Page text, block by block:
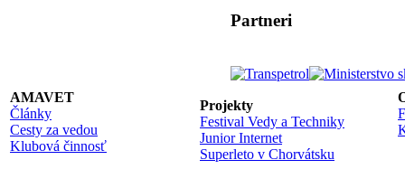
Partneri
AMAVET
Články
Cesty za vedou
Klubová činnosť
Projekty
Festival Vedy a Techniky
Junior Internet
Superleto v Chorvátsku